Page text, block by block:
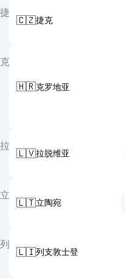
捷
🇨🇿捷克
克
🇭🇷克罗地亚
拉
🇱🇻拉脱维亚
立
🇱🇹立陶宛
列
🇱🇮列支敦士登